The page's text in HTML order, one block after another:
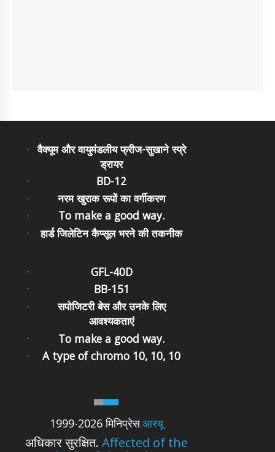
वैक्यूम और वायुमंडलीय फ्रीज-सुखाने स्प्रे
ड्रायर
BD-12
नरम खुराक रूपों का वर्गीकरण
To make a good way.
हार्ड जिलेटिन कैप्सूल भरने की तकनीक
1999-2026 मिनिप्रेस.आरयू
अधिकार सुरक्षित. Affected of the
GFL-40D
BB-151
सपोजिटरी बेस और उनके लिए
आवश्यकताएं
To make a good way.
A type of chromo 10, 10, 10